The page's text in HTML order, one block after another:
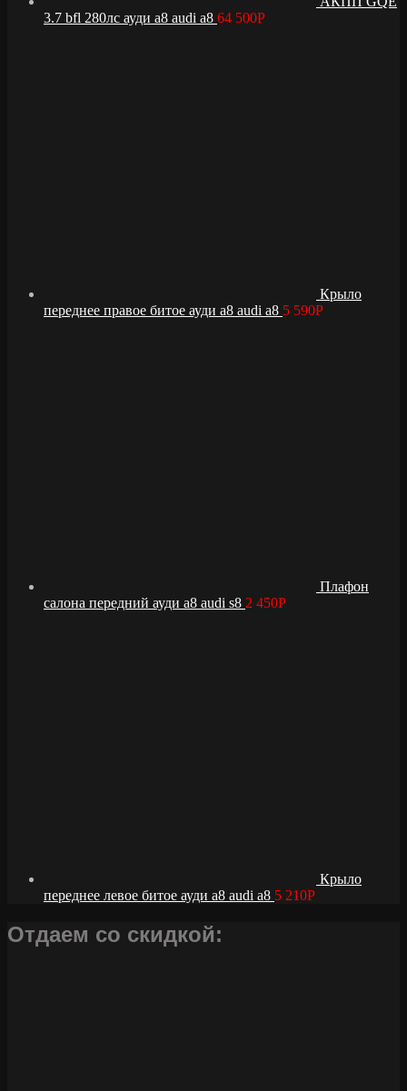
3.7 bfl 280лс ауди а8 audi a8 64 500Р
Крыло
переднее правое битое ауди а8 audi a8 5 590Р
Плафон
салона передний ауди а8 audi s8 2 450Р
Крыло
переднее левое битое ауди а8 audi a8 5 210Р
Отдаем со скидкой: